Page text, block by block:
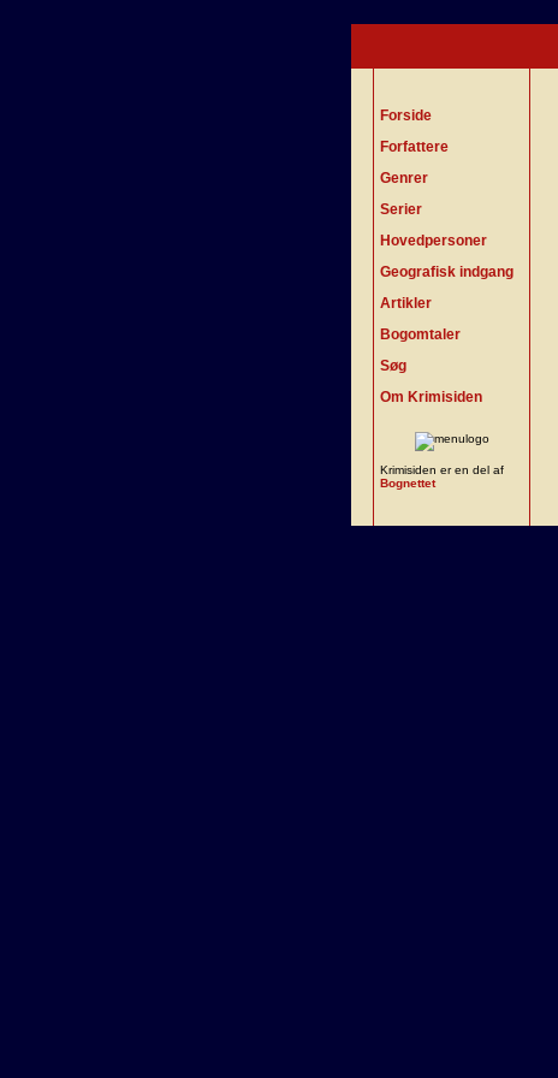
Forside
Forfattere
Genrer
Serier
Hovedpersoner
Geografisk indgang
Artikler
Bogomtaler
Søg
Om Krimisiden
Krimisiden er en del af
Bognettet